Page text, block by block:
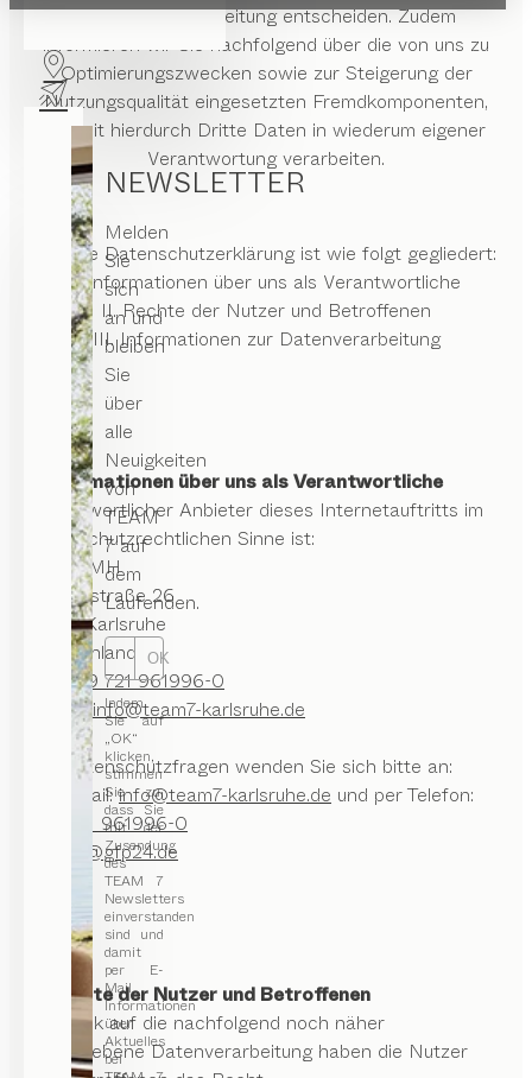
NEWSLETTER
Melden
Sie
sich
an und
bleiben
Sie
über
alle
Neuigkeiten
von
TEAM
7 auf
dem
Laufenden.
OK
Indem
Sie auf
„OK“
klicken,
stimmen
Sie zu,
dass Sie
mit der
Zusendung
des
TEAM 7
Newsletters
einverstanden
sind und
damit
per E-
Mail
Informationen
über
Aktuelles
bei
Mittel der Verarbeitung entscheiden. Zudem
informieren wir Sie nachfolgend über die von uns zu
Optimierungszwecken sowie zur Steigerung der
Nutzungsqualität eingesetzten Fremdkomponenten,
soweit hierdurch Dritte Daten in wiederum eigener
Verantwortung verarbeiten.
Unsere Datenschutzerklärung ist wie folgt gegliedert:
I. Informationen über uns als Verantwortliche
II. Rechte der Nutzer und Betroffenen
III. Informationen zur Datenverarbeitung
I. Informationen über uns als Verantwortliche
Verantwortlicher Anbieter dieses Internetauftritts im
datenschutzrechtlichen Sinne ist:
living VMH
Herrenstraße 26
76133 Karlsruhe
Deutschland
+49 721 961996-0
E-Mail:info@team7-karlsruhe.de
Für Datenschutzfragen wenden Sie sich bitte an:
via e-mail:info@team7-karlsruhe.de und per Telefon:
+49 721 961996-0
@gfp24.de
II. Rechte der Nutzer und Betroffenen
Mit Blick auf die nachfolgend noch näher
beschriebene Datenverarbeitung haben die Nutzer